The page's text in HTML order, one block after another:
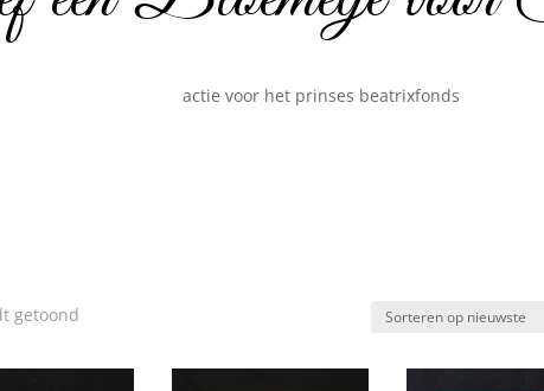
actie voor het prinses beatrixfonds
getoond
nieuwste